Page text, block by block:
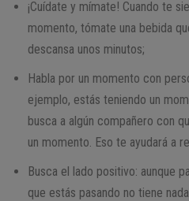
¡Cuídate y mímate! Cuando te
momento, tómate una bebida
descansa unos minutos;
Habla por un momento con
ejemplo, estás teniendo un
busca a algún compañero con
un momento. Eso te ayudará a
Busca el lado positivo: aunque
que estás pasando no tiene